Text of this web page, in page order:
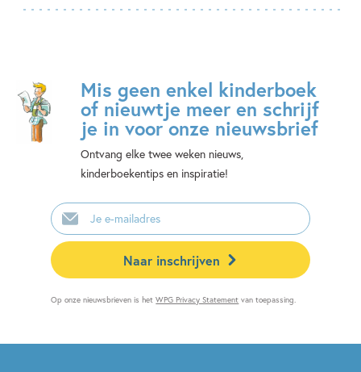
Mis geen enkel kinderboek
of nieuwtje meer en schrijf
je in voor onze nieuwsbrief
Ontvang elke twee weken nieuws,
kinderboekentips en inspiratie!
E-
mailadres
Naar inschrijven
Op onze nieuwsbrieven is hetWPG Privacy Statement van toepassing.